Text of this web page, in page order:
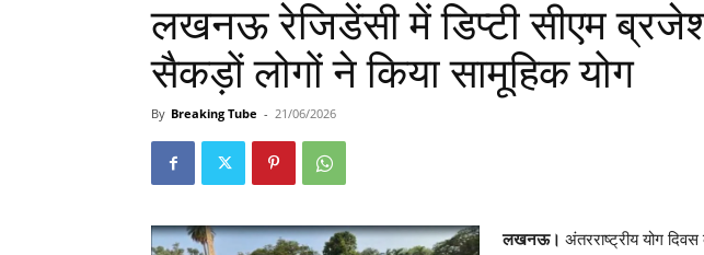
लखनऊ रेजिडेंसी में डिप्टी सीएम
सैकड़ों लोगों ने किया सामूहिक योग
By Breaking Tube - 21/06/2026
लखनऊ। अंतरराष्ट्रीय योग